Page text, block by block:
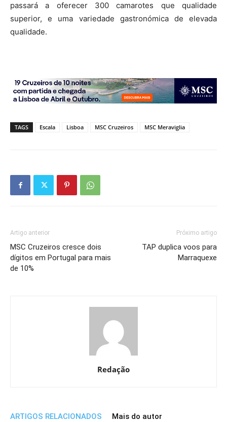
passará a oferecer 300 camarotes que qualidade
superior, e uma variedade gastronómica de elevada
qualidade.
TAGS Escala Lisboa MSC Cruzeiros MSC Meraviglia
Artigo anterior
MSC Cruzeiros cresce dois
dígitos em Portugal para mais
de 10%
Próximo artigo
TAP duplica voos para
Marraquexe
Redação
ARTIGOS RELACIONADOS Mais do autor